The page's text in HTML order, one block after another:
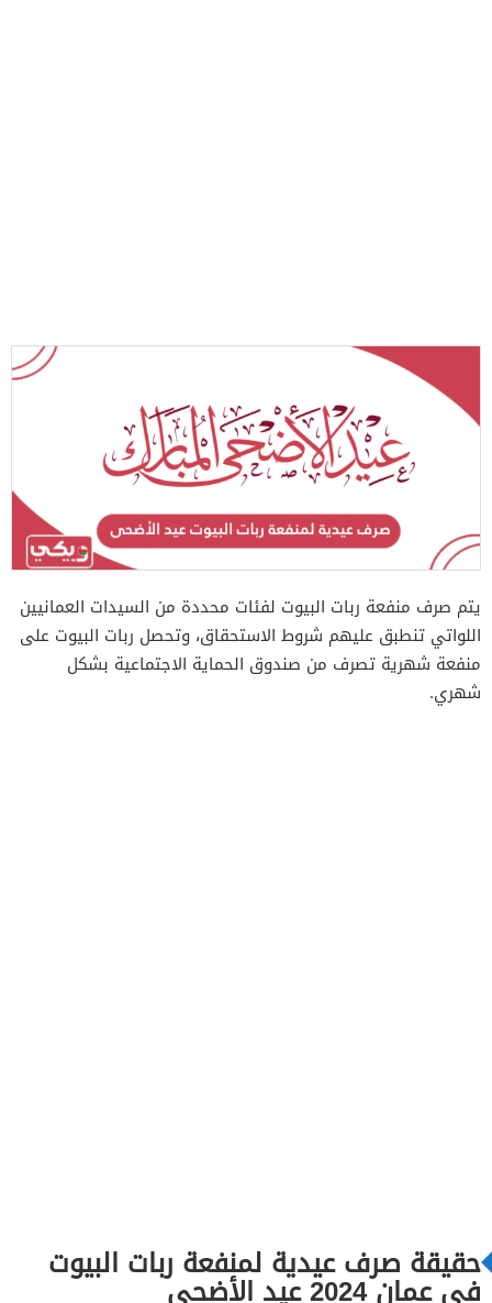
يتم صرف منفعة ربات البيوت لفئات محددة من السيدات العمانيين
اللواتي تنطبق عليهم شروط الاستحقاق، وتحصل ربات البيوت على
منفعة شهرية تصرف من صندوق الحماية الاجتماعية بشكل
شهري.
حقيقة صرف عيدية لمنفعة ربات البيوت
في عمان 2024 عيد الأضحى